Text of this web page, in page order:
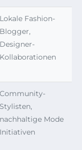
Lokale Fashion-
Blogger,
Designer-
Kollaborationen
Community-
Stylisten,
nachhaltige Mode
Initiativen